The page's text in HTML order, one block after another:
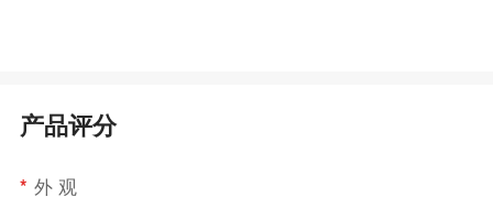
产品评分
* 外 观